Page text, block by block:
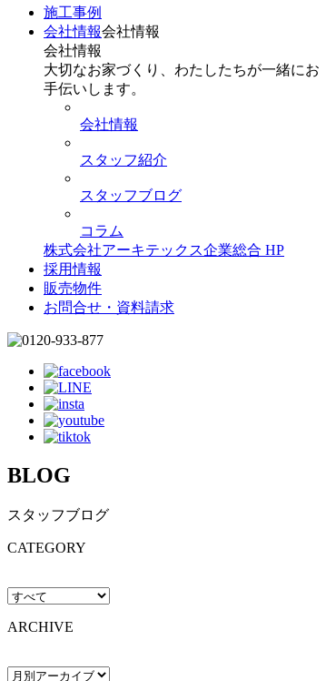
施工事例
会社情報会社情報
会社情報
大切なお家づくり、わたしたちが一緒にお
手伝いします。
会社情報
スタッフ紹介
スタッフブログ
コラム
株式会社アーキテックス企業総合 HP
採用情報
販売物件
お問合せ・資料請求
BLOG
スタッフブログ
CATEGORY
ARCHIVE